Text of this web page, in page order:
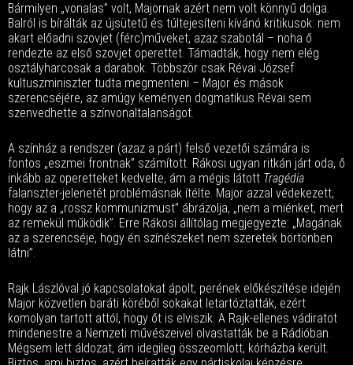
Bármilyen „vonalas” volt, Majornak azért nem volt könnyű dolga.
Balról is bírálták az újsütetű és túltejesíteni kívánó kritikusok: nem
akart előadni szovjet (férc)műveket, azaz szabotál – noha ő
rendezte az első szovjet operettet. Támadták, hogy nem elég
osztályharcosak a darabok. Többször csak Révai József
kultuszminiszter tudta megmenteni – Major és mások
szerencséjére, az amúgy keményen dogmatikus Révai sem
szenvedhette a színvonaltalanságot.
A színház a rendszer (azaz a párt) felső vezetői számára is
fontos „eszmei frontnak” számított. Rákosi ugyan ritkán járt oda, ő
inkább az operetteket kedvelte, ám a mégis látott Tragédia
falanszter-jelenetét problémásnak ítélte. Major azzal védekezett,
hogy az a „rossz kommunizmust” ábrázolja, „nem a miénket, mert
az remekül működik”. Erre Rákosi állítólag megjegyezte: „Magának
az a szerencséje, hogy én színészeket nem szeretek börtönben
látni”.
Rajk Lászlóval jó kapcsolatokat ápolt; perének előkészítése idején
Major közvetlen baráti köréből sokakat letartóztatták, ezért
komolyan tartott attól, hogy őt is elviszik. A Rajk-ellenes vádiratot
mindenestre a Nemzeti művészeivel olvastatták be a Rádióban.
Mégsem lett áldozat, ám idegileg összeomlott, kórházba került.